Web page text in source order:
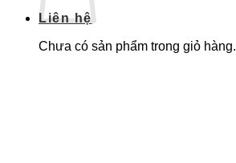
Chưa có sản phẩm trong giỏ hàng.
Liên hệ